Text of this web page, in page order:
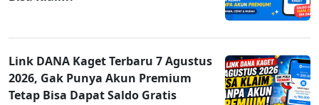
Link DANA Kaget Terbaru 7 Agustus
2026, Gak Punya Akun Premium
Tetap Bisa Dapat Saldo Gratis